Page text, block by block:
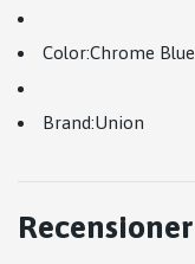
Color:Chrome Blue
Brand:Union
Recensioner